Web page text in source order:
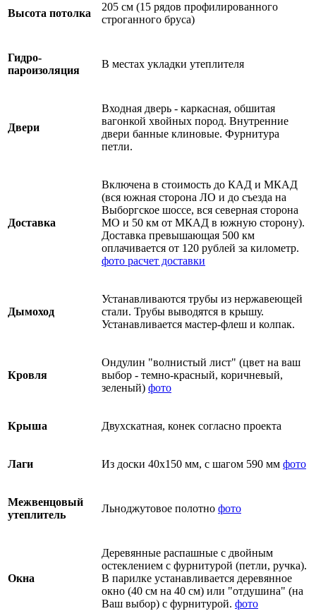
Высота потолка
205 см (15 рядов профилированного
строганного бруса)
Гидро-
пароизоляция
В местах укладки утеплителя
Двери
Входная дверь - каркасная, обшитая
вагонкой хвойных пород. Внутренние
двери банные клиновые. Фурнитура
петли.
Доставка
Включена в стоимость до КАД и МКАД
(вся южная сторона ЛО и до съезда на
Выборгское шоссе, вся северная сторона
МО и 50 км от МКАД в южную сторону).
Доставка превышающая 500 км
оплачивается от 120 рублей за километр.
фото расчет доставки
Дымоход
Устанавливаются трубы из нержавеющей
стали. Трубы выводятся в крышу.
Устанавливается мастер-флеш и колпак.
Кровля
Ондулин "волнистый лист" (цвет на ваш
выбор - темно-красный, коричневый,
зеленый) фото
Крыша Двухскатная, конек согласно проекта
Лаги Из доски 40х150 мм, с шагом 590 мм фото
Межвенцовый
утеплитель
Льноджутовое полотно фото
Окна
Деревянные распашные с двойным
остеклением с фурнитурой (петли, ручка).
В парилке устанавливается деревянное
окно (40 см на 40 см) или "отдушина" (на
Ваш выбор) с фурнитурой. фото